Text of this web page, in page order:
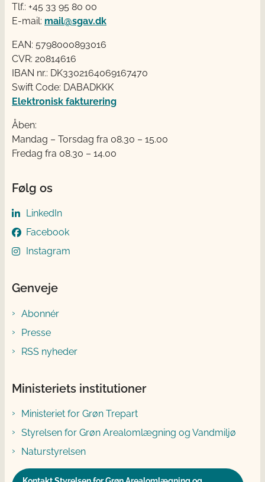
Tlf.: +45 33 95 80 00
E-mail: mail@sgav.dk
EAN: 5798000893016
CVR: 20814616
IBAN nr.: DK3302164069167470
Swift Code: DABADKKK
Elektronisk fakturering
Åben:
Mandag – Torsdag fra 08.30 – 15.00
Fredag fra 08.30 – 14.00
Følg os
LinkedIn
Facebook
Instagram
Genveje
Abonnér
Presse
RSS nyheder
Ministeriets institutioner
Ministeriet for Grøn Trepart
Styrelsen for Grøn Arealomlægning og Vandmiljø
Naturstyrelsen